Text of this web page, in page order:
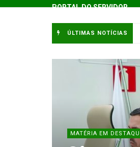
PORTAL DO SERVIDOR
ÚLTIMAS NOTÍCIAS